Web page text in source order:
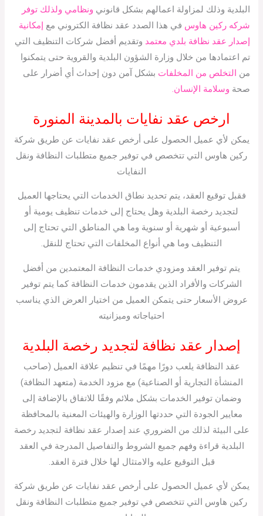
البلدية وذلك لمزاولة اعمالهم بشكل قانوني ونظامي ولذلك توفر
شركه ركين هاوس في هذا الصدد عقد نظافة الكتروني مع إمكانية
إصدار عقد نظافة بلدي معتمد وتقديم أفضل شركات التنظيف التي
تم اعتمادها من خلال وزارة الشؤون البلدية والقروية حتى يتمكنوا
من التخلص من المخلفات بشكل آمن دون إحداث أي أضرار على
صحة وسلامة الإنسان.
ارخص عقد نفايات بالمدينة المنورة
يمكن لأي عميل الحصول على أرخص عقد نفايات عن طريق شركة
ركين هاوس التي تتخصص في توفير جميع متطلبات النظافة ونقل
النفايات
فقبل توقيع العقد، يتم تحديد نطاق الخدمات التي يحتاجها العميل
لتجديد رخصة البلدية وهل يحتاج إلى خدمات تنظيف يومية أو
أسبوعية أو شهرية أو سنوية وما هي المناطق التي تحتاج إلى
التنظيف وما هي أنواع المخلفات التي تحتاج للنقل.
يتم توفير العقد ومزودي خدمات النظافة المعتمدين من أفضل
الشركات والأفراد الذين يقدمون خدمات النظافة كما يتم توفير
عروض الأسعار حتى يتمكن العميل من اختيار العرض الذي يناسب
احتياجاته وميزانيته
إصدار عقد نظافة لتجديد رخصة البلدية
عقد النظافة يلعب دورًا مهمًا في تنظيم علاقة العميل (صاحب
المنشأة التجارية أو الصناعية) مع مزود الخدمة (متعهد النظافة)
وضمان توفير الخدمات بشكل ملائم وفقًا للاتفاق بالإضافة إلى
معايير الجودة التي حددتها الوزارة والهيئات المعنية بالمحافظة
على البيئة لذلك من الضروري عند إصدار عقد نظافة لتجديد رخصة
البلدية قراءة وفهم جميع الشروط والتفاصيل المدرجة في العقد
قبل التوقيع عليه والامتثال لها خلال فترة العقد.
يمكن لأي عميل الحصول على أرخص عقد نفايات عن طريق شركة
ركين هاوس التي تتخصص في توفير جميع متطلبات النظافة ونقل